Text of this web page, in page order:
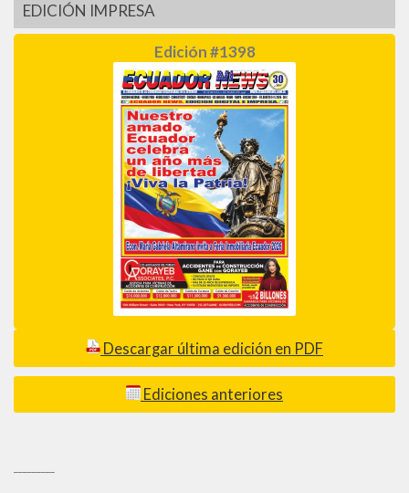
EDICIÓN IMPRESA
Edición #1398
Descargar última edición en PDF
Ediciones anteriores